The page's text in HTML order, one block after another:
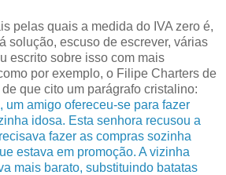
pelas quais a medida do IVA zero é,
solução, escuso de escrever, várias
escrito sobre isso com mais
por exemplo, o Filipe Charters de
que cito um parágrafo cristalino:
um amigo ofereceu-se para fazer
idosa. Esta senhora recusou a
fazer as compras sozinha
estava em promoção. A vizinha
mais barato, substituindo batatas